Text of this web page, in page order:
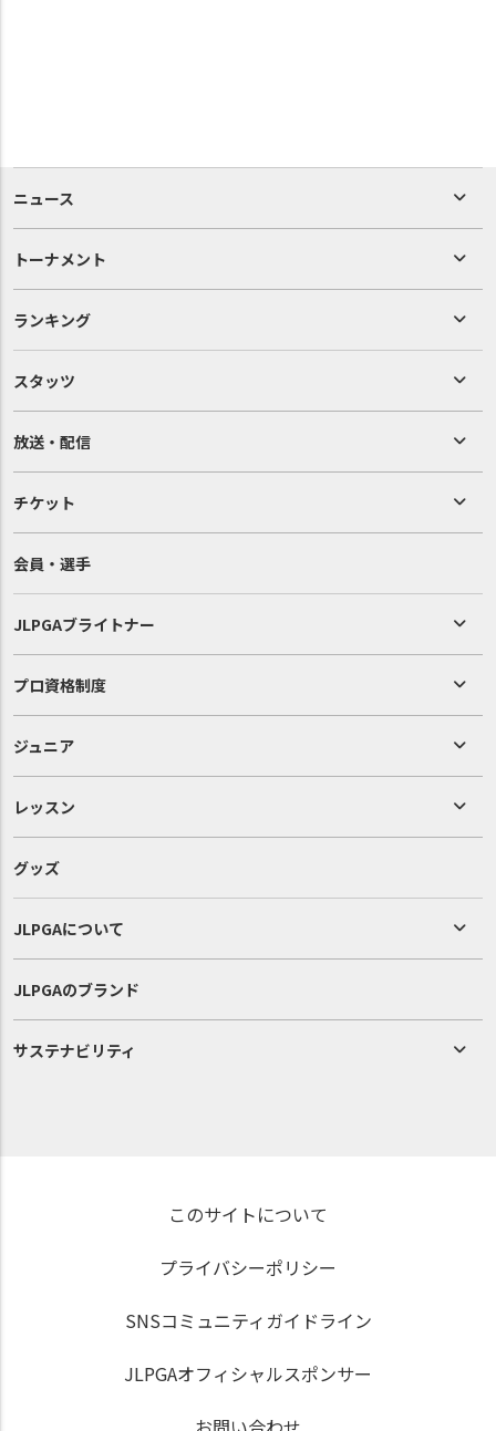
ニュース
トーナメント
ランキング
スタッツ
放送・配信
チケット
会員・選手
JLPGAブライトナー
プロ資格制度
ジュニア
レッスン
グッズ
JLPGAについて
JLPGAのブランド
サステナビリティ
このサイトについて
プライバシーポリシー
SNSコミュニティガイドライン
JLPGAオフィシャルスポンサー